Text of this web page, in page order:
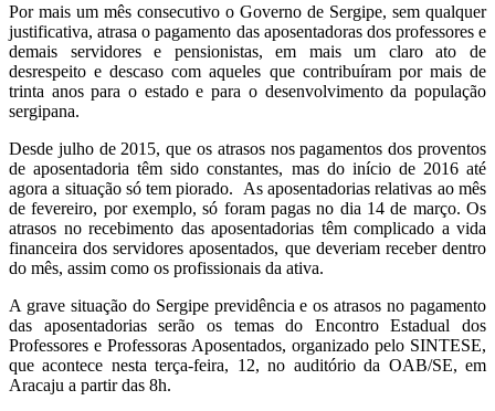
Por mais um mês consecutivo o Governo de Sergipe, sem qualquer
justificativa, atrasa o pagamento das aposentadoras dos professores e
demais servidores e pensionistas, em mais um claro ato de
desrespeito e descaso com aqueles que contribuíram por mais de
trinta anos para o estado e para o desenvolvimento da população
sergipana.
Desde julho de 2015, que os atrasos nos pagamentos dos proventos
de aposentadoria têm sido constantes, mas do início de 2016 até
agora a situação só tem piorado. As aposentadorias relativas ao mês
de fevereiro, por exemplo, só foram pagas no dia 14 de março. Os
atrasos no recebimento das aposentadorias têm complicado a vida
financeira dos servidores aposentados, que deveriam receber dentro
do mês, assim como os profissionais da ativa.
A grave situação do Sergipe previdência e os atrasos no pagamento
das aposentadorias serão os temas do Encontro Estadual dos
Professores e Professoras Aposentados, organizado pelo SINTESE,
que acontece nesta terça-feira, 12, no auditório da OAB/SE, em
Aracaju a partir das 8h.